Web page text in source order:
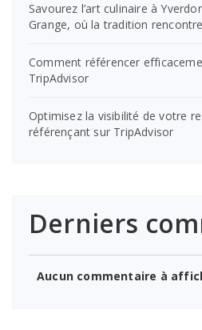
Savourez l’art culinaire à
Grange, où la tradition
Comment référencer
TripAdvisor
Optimisez la visibilité de votre
référençant sur TripAdvisor
Derniers
Aucun commentaire à